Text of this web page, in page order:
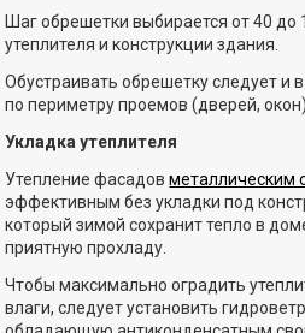
Шаг обрешетки выбирается от 40 до
утеплителя и конструкции здания.
Обустраивать обрешетку следует и
по периметру проемов (дверей, окон).
Укладка утеплителя
Утепление фасадовметаллическим
эффективным без укладки под
который зимой сохранит тепло в
приятную прохладу.
Чтобы максимально оградить
влаги, следует установить